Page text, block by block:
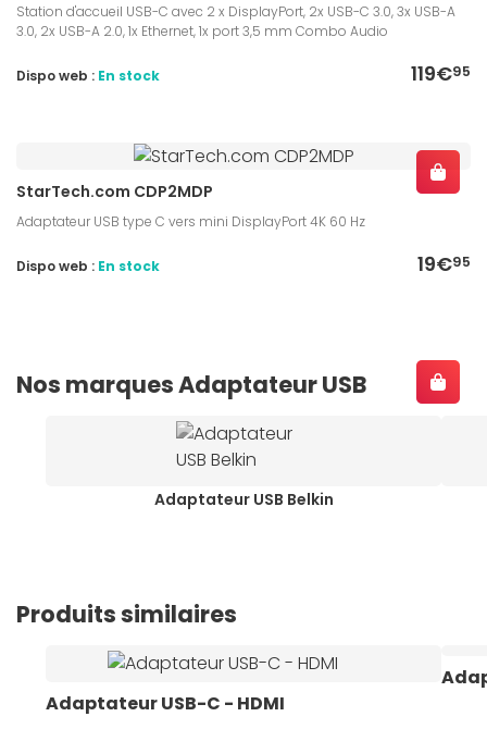
Station d'accueil USB-C avec 2 x DisplayPort, 2x USB-C 3.0, 3x USB-A
3.0, 2x USB-A 2.0, 1x Ethernet, 1x port 3,5 mm Combo Audio
119€95
Dispo web : En stock
StarTech.com CDP2MDP
Adaptateur USB type C vers mini DisplayPort 4K 60 Hz
19€95
Dispo web : En stock
Nos marques Adaptateur USB
Adaptateur USB Belkin
Produits similaires
Adaptateur USB-C - HDMI